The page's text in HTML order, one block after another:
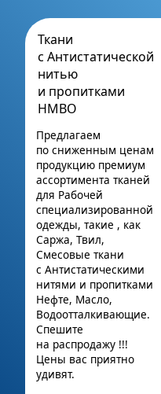
Ткани
с Антистатической
нитью
и пропитками
НМВО
Предлагаем
по сниженным ценам
продукцию премиум
ассортимента тканей
для Рабочей
специализированной
одежды, такие , как
Саржа, Твил,
Смесовые ткани
с Антистатическими
нитями и пропитками
Нефте, Масло,
Водоотталкивающие.
Спешите
на распродажу !!!
Цены вас приятно
удивят.